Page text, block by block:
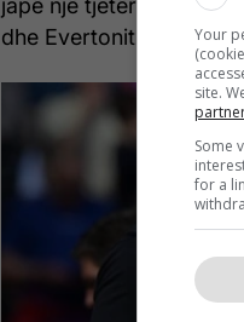
japë një tjetër goditje
dhe Evertonit në
Your
site.
Some
for a